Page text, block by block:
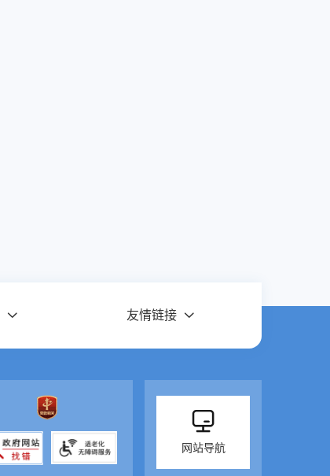
友情链接
网站导航